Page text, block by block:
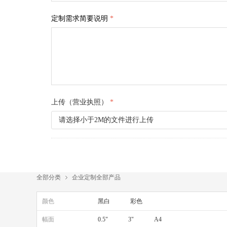
定制需求简要说明 *
上传（营业执照） *
请选择小于2M的文件进行上传
全部分类 ꁇ 企业定制全部产品
颜色 黑白 彩色
幅面 0.5" 3" A4